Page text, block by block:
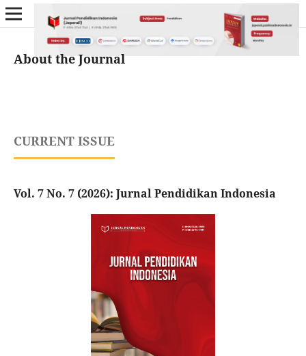
About the Journal
CURRENT ISSUE
Vol. 7 No. 7 (2026): Jurnal Pendidikan Indonesia